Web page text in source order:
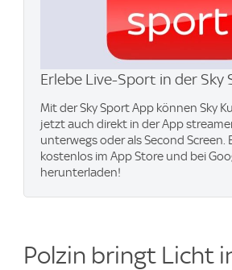
Erlebe Live-Sport in der Sky
Mit der Sky Sport App können Sky
jetzt auch direkt in der App
unterwegs oder als Second Screen.
kostenlos im App Store und bei
herunterladen!
Polzin bringt Licht